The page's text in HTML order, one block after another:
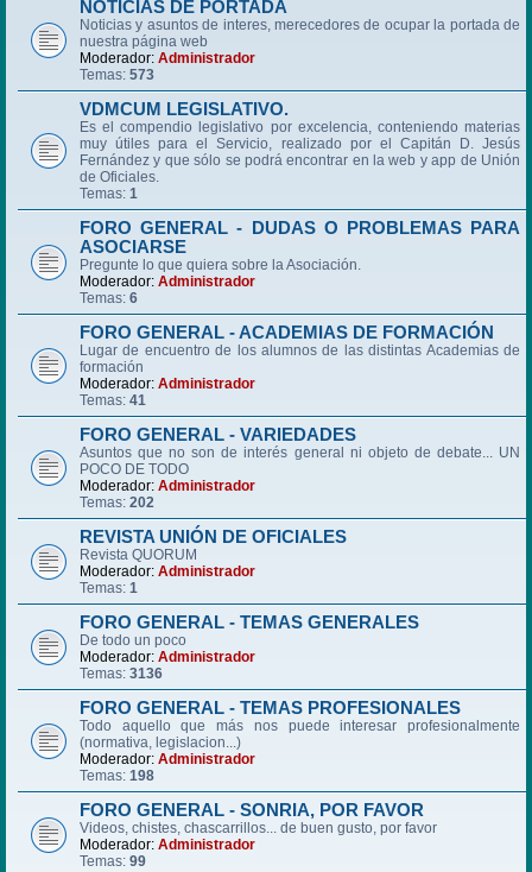
NOTICIAS DE PORTADA
Noticias y asuntos de interes, merecedores de ocupar la portada de
nuestra página web
Moderador: Administrador
Temas: 573
VDMCUM LEGISLATIVO.
Es el compendio legislativo por excelencia, conteniendo materias
muy útiles para el Servicio, realizado por el Capitán D. Jesús
Fernández y que sólo se podrá encontrar en la web y app de Unión
de Oficiales.
Temas: 1
FORO GENERAL - DUDAS O PROBLEMAS PARA
ASOCIARSE
Pregunte lo que quiera sobre la Asociación.
Moderador: Administrador
Temas: 6
FORO GENERAL - ACADEMIAS DE FORMACIÓN
Lugar de encuentro de los alumnos de las distintas Academias de
formación
Moderador: Administrador
Temas: 41
FORO GENERAL - VARIEDADES
Asuntos que no son de interés general ni objeto de debate... UN
POCO DE TODO
Moderador: Administrador
Temas: 202
REVISTA UNIÓN DE OFICIALES
Revista QUORUM
Moderador: Administrador
Temas: 1
FORO GENERAL - TEMAS GENERALES
De todo un poco
Moderador: Administrador
Temas: 3136
FORO GENERAL - TEMAS PROFESIONALES
Todo aquello que más nos puede interesar profesionalmente
(normativa, legislacion...)
Moderador: Administrador
Temas: 198
FORO GENERAL - SONRIA, POR FAVOR
Videos, chistes, chascarrillos... de buen gusto, por favor
Moderador: Administrador
Temas: 99